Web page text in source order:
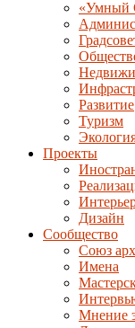
«Умный
Развитие
Туризм
Проекты
Дизайн
Сообщество
Союз
Имена
Мнение